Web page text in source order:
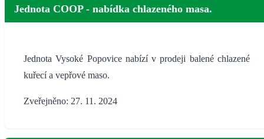
Jednota COOP - nabídka chlazeného masa.
Jednota Vysoké Popovice nabízí v prodeji balené chlazené
kuřecí a vepřové maso.
Zveřejněno: 27. 11. 2024